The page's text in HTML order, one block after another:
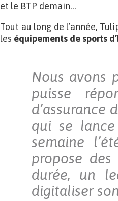
et le BTP demain…
Tout au long de l’année,
les équipements de sports
Nous avons
puisse
d’assurance
qui se
semaine
propose
durée, un
digitaliser